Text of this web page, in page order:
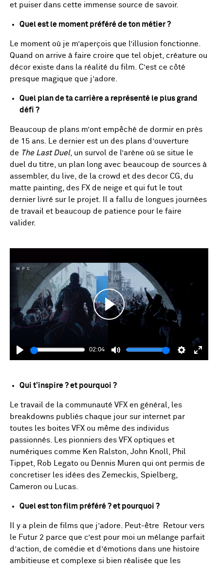
et puiser dans cette immense source de savoir.
Quel est le moment préféré de ton métier ?
Le moment où je m’aperçois que l’illusion fonctionne.
Quand on arrive à faire croire que tel objet, créature ou
décor existe dans la réalité du film. C’est ce côté
presque magique que j’adore.
Quel plan de ta carrière a représenté le plus grand
défi ?
Beaucoup de plans m’ont empêché de dormir en près
de 15 ans. Le dernier est un des plans d’ouverture
de The Last Duel, un survol de l’arène où se situe le
duel du titre, un plan long avec beaucoup de sources à
assembler, du live, de la crowd et des decor CG, du
matte painting, des FX de neige et qui fut le tout
dernier livré sur le projet. Il a fallu de longues journées
de travail et beaucoup de patience pour le faire
valider.
Play
02:04
Mute Settings
Enter
Play
Qui t’inspire ? et pourquoi ?
Le travail de la communauté VFX en général, les
breakdowns publiés chaque jour sur internet par
toutes les boites VFX ou même des individus
passionnés. Les pionniers des VFX optiques et
numériques comme Ken Ralston, John Knoll, Phil
Tippet, Rob Legato ou Dennis Muren qui ont permis de
concretiser les idées des Zemeckis, Spielberg,
Cameron ou Lucas.
Quel est ton film préféré ? et pourquoi ?
Il y a plein de films que j’adore. Peut-être Retour vers
le Futur 2 parce que c’est pour moi un mélange parfait
d’action, de comédie et d’émotions dans une histoire
ambitieuse et complexe si bien réalisée que les